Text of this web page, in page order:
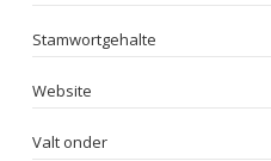
Stamwortgehalte
Website
Valt onder